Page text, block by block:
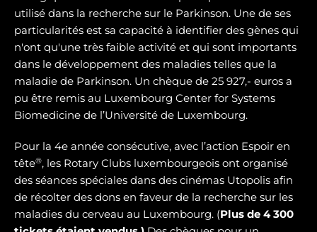
utilisé dans la recherche sur le Parkinson. Une de ses
particularités est sa capacité à identifier des gènes qui
n'ont qu'une très faible activité et qui sont importants
dans le développement des maladies telles que la
maladie de Parkinson. Un chèque de 25 927,- euros a
pu être remis au Luxembourg Center for Systems
Biomedicine de l’Université de Luxembourg.
Pour la 4e année consécutive, avec l’action Espoir en
tête®, les Rotary Clubs luxembourgeois ont organisé
des séances spéciales dans des cinémas Utopolis afin
de récolter des dons en faveur de la recherche sur les
maladies du cerveau au Luxembourg. (Plus de 4 300